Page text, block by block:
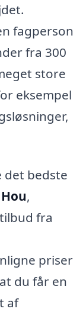
fagperson
fra 300
store
eksempel
det bedste
,
fra
priser
du får en
af